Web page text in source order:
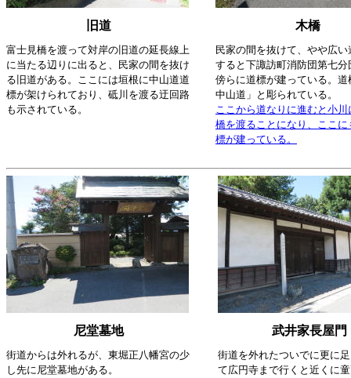
旧道 木橋
富士見橋を渡って対岸の旧道の延長線上
に当たる辺りに出ると、民家の間を抜け
る旧道がある。ここには垣根に中山道道
標が架けられており、砥川を渡る迂回路
も示されている。
民家の間を抜けて、やや広
すると下諏訪町消防団第七分
傍らに道標が建っている。道
中山道」と彫られている。
ここから道なりに進むと小川
橋を渡ることになり、ここに
標が建っている。
尼堂墓地 武井家長屋門
街道からは外れるが、東堀正八幡宮の少
し先に尼堂墓地がある。
街道を外れたついでに更に
て広円寺まで行くと近くに